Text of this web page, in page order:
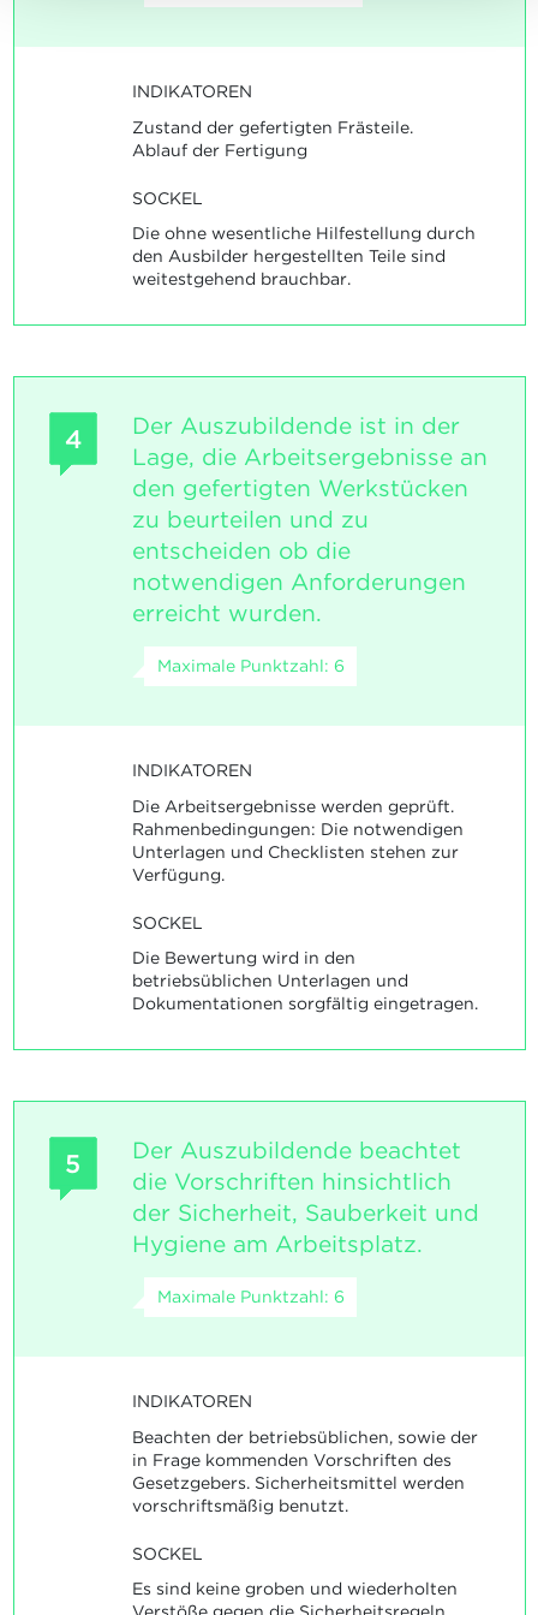
INDIKATOREN
Zustand der gefertigten Frästeile.
Ablauf der Fertigung
SOCKEL
Die ohne wesentliche Hilfestellung durch
den Ausbilder hergestellten Teile sind
weitestgehend brauchbar.
4
Der Auszubildende ist in der
Lage, die Arbeitsergebnisse an
den gefertigten Werkstücken
zu beurteilen und zu
entscheiden ob die
notwendigen Anforderungen
erreicht wurden.
Maximale Punktzahl: 6
INDIKATOREN
Die Arbeitsergebnisse werden geprüft.
Rahmenbedingungen: Die notwendigen
Unterlagen und Checklisten stehen zur
Verfügung.
SOCKEL
Die Bewertung wird in den
betriebsüblichen Unterlagen und
Dokumentationen sorgfältig eingetragen.
5
Der Auszubildende beachtet
die Vorschriften hinsichtlich
der Sicherheit, Sauberkeit und
Hygiene am Arbeitsplatz.
Maximale Punktzahl: 6
INDIKATOREN
Beachten der betriebsüblichen, sowie der
in Frage kommenden Vorschriften des
Gesetzgebers. Sicherheitsmittel werden
vorschriftsmäßig benutzt.
SOCKEL
Es sind keine groben und wiederholten